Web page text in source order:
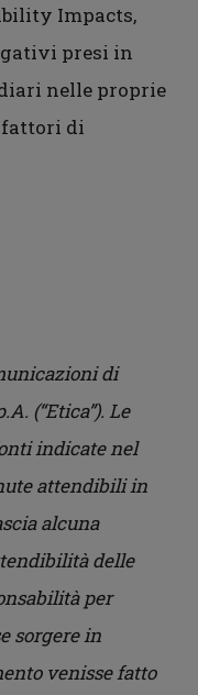
Impacts,
presi in
nelle proprie
di
di
(“Etica”). Le
indicate nel
attendibili in
alcuna
delle
per
sorgere in
venisse fatto